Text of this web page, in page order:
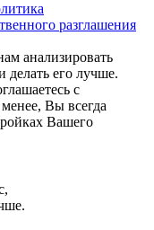
разглашения
анализировать
делать его лучше.
с
Вы всегда
Вашего